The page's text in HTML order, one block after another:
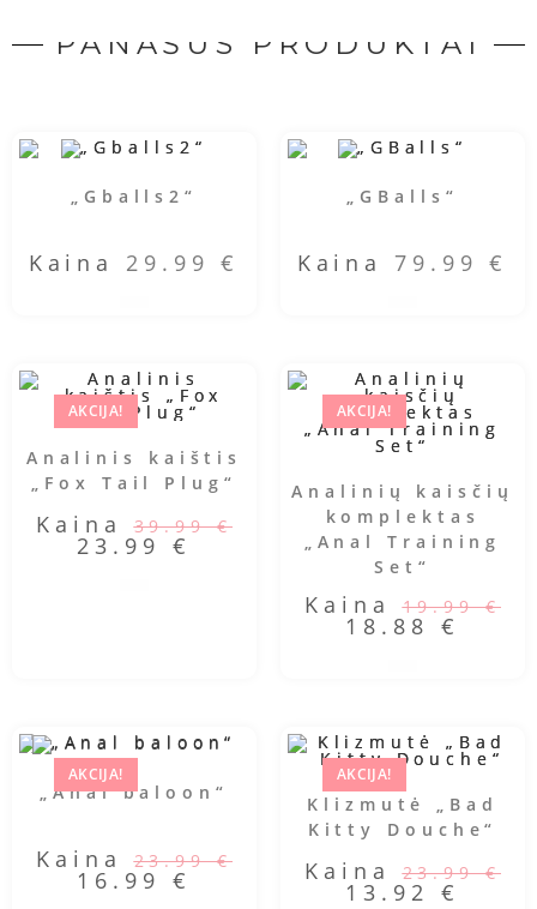
PANAŠŪS PRODUKTAI
„Gballs2“
Kaina 29.99€
„GBalls“
Kaina 79.99€
AKCIJA!
Analinis kaištis
„Fox Tail Plug“
Kaina39.99€
23.99 €
AKCIJA!
Analinių kaisčių
komplektas
„Anal Training
Set“
Kaina19.99€
18.88 €
AKCIJA!
„Anal baloon“
Kaina23.99€
16.99 €
AKCIJA!
Klizmutė „Bad
Kitty Douche“
Kaina23.99€
13.92 €